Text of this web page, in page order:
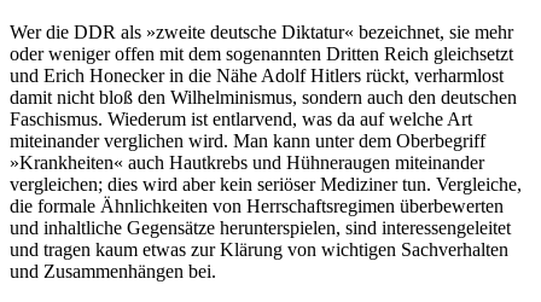
Wer die DDR als »zweite deutsche Diktatur« bezeichnet, sie mehr
oder weniger offen mit dem sogenannten Dritten Reich gleichsetzt
und Erich Honecker in die Nähe Adolf Hitlers rückt, verharmlost
damit nicht bloß den Wilhelminismus, sondern auch den deutschen
Faschismus. Wiederum ist entlarvend, was da auf welche Art
miteinander verglichen wird. Man kann unter dem Oberbegriff
»Krankheiten« auch Hautkrebs und Hühneraugen miteinander
vergleichen; dies wird aber kein seriöser Mediziner tun. Vergleiche,
die formale Ähnlichkeiten von Herrschaftsregimen überbewerten
und inhaltliche Gegensätze herunterspielen, sind interessengeleitet
und tragen kaum etwas zur Klärung von wichtigen Sachverhalten
und Zusammenhängen bei.